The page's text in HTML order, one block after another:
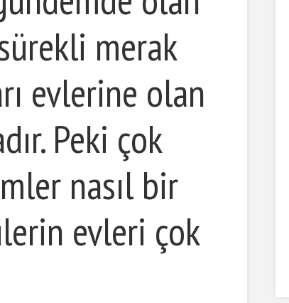
merak
evlerine olan
Peki çok
nasıl bir
evleri çok